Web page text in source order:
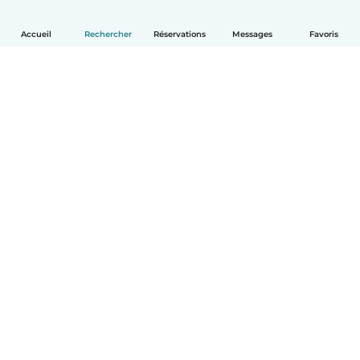
Accueil Rechercher Réservations Messages Favoris